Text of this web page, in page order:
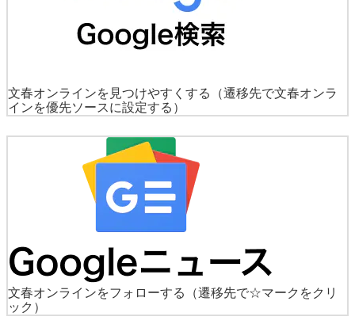
文春オンラインを見つけやすくする
（遷移先で文春オンラ
インを優先ソースに設定する）
文春オンラインをフォローする
（遷移先で☆マークをクリ
ック）